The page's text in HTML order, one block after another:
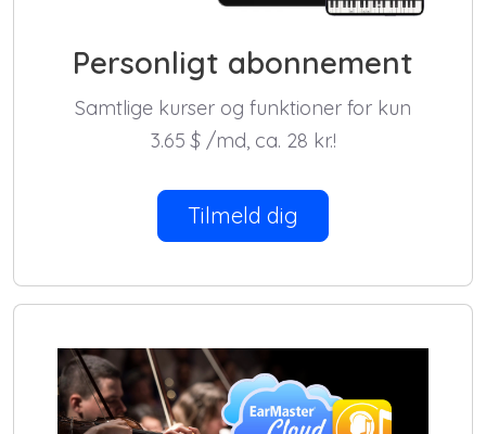
Personligt abonnement
Samtlige kurser og funktioner for kun
3.65$ /md, ca. 28 kr.!
Tilmeld dig